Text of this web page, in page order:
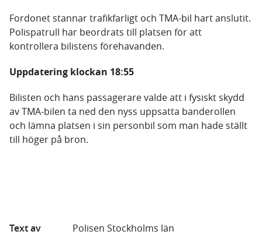
Fordonet stannar trafikfarligt och TMA-bil hart anslutit.
Polispatrull har beordrats till platsen för att
kontrollera bilistens förehavanden.
Uppdatering klockan 18:55
Bilisten och hans passagerare valde att i fysiskt skydd
av TMA-bilen ta ned den nyss uppsatta banderollen
och lämna platsen i sin personbil som man hade ställt
till höger på bron.
Text av
Polisen Stockholms län